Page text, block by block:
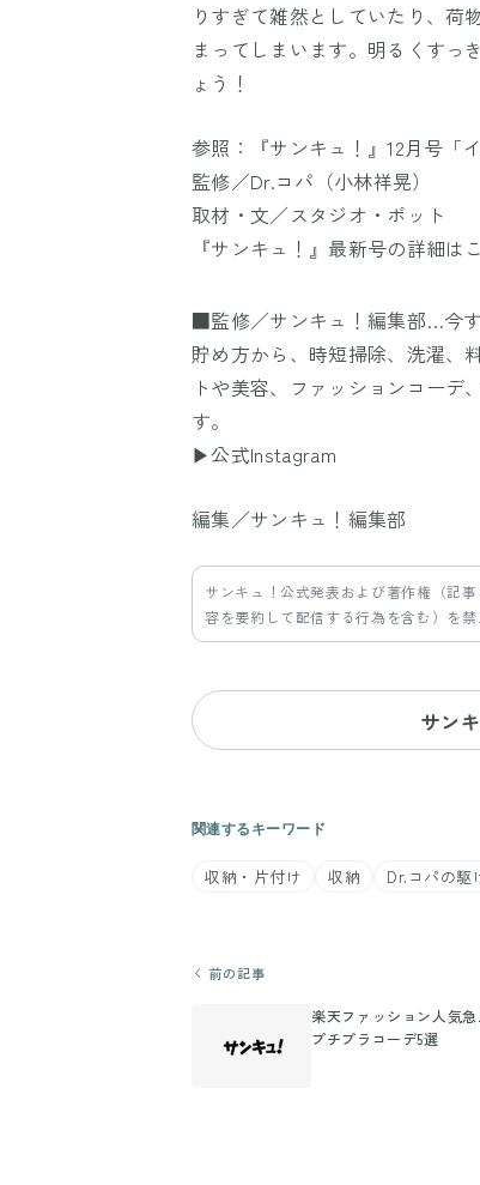
りすぎて雑然としていたり、荷
まってしまいます。明るくすっ
ょう！
参照：『サンキュ！』12月号「
監修／Dr.コパ（小林祥晃）
取材・文／スタジオ・ポット
『サンキュ！』最新号の詳細は
■監修／サンキュ！編集部…今
貯め方から、時短掃除、洗濯、
トや美容、ファッションコー
す。
▶公式Instagram
編集／サンキュ！編集部
サンキュ！公式発表および著作権（記
容を要約して配信する行為を含む）を
サン
関連するキーワード
収納・片付け 収納 Dr.コパの駆
前の記事
楽天ファッション人気
プチプラコーデ5選